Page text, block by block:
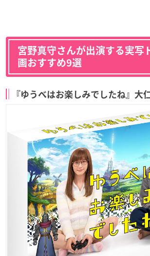
宮野真守さんが出演する実写
画おすすめ9選
『ゆうべはお楽しみでしたね』大